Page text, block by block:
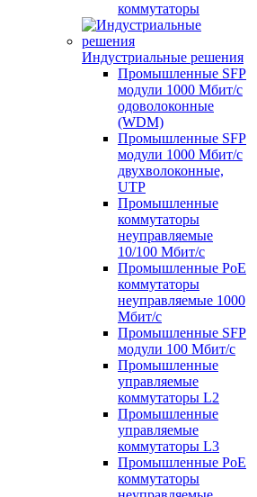
коммутаторы
Индустриальные решения
Промышленные SFP
модули 1000 Мбит/c
одоволоконные
(WDM)
Промышленные SFP
модули 1000 Мбит/c
двухволоконные,
UTP
Промышленные
коммутаторы
неуправляемые
10/100 Мбит/с
Промышленные PoE
коммутаторы
неуправляемые 1000
Мбит/с
Промышленные SFP
модули 100 Мбит/c
Промышленные
управляемые
коммутаторы L2
Промышленные
управляемые
коммутаторы L3
Промышленные PoE
коммутаторы